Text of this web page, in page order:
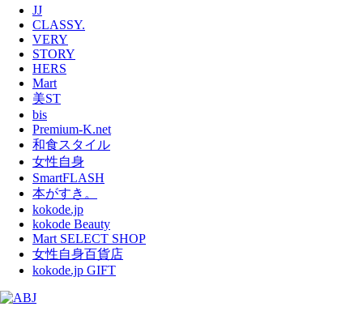
JJ
CLASSY.
VERY
STORY
HERS
Mart
美ST
bis
Premium-K.net
和食スタイル
女性自身
SmartFLASH
本がすき。
kokode.jp
kokode Beauty
Mart SELECT SHOP
女性自身百貨店
kokode.jp GIFT